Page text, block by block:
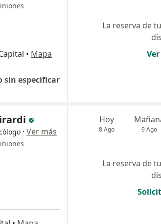
• Mapa
sin especificar
La reserva de
· Ver más
Hoy
8 Ago 9 Ago
La reserva de